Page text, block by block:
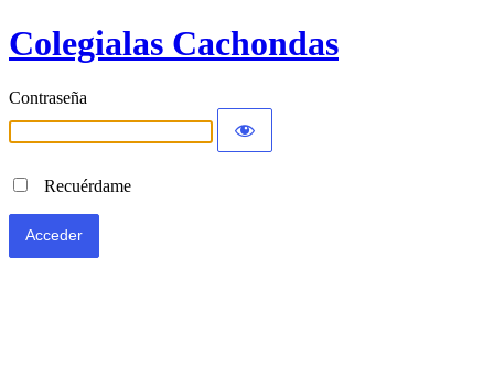
Colegialas Cachondas
Contraseña
Recuérdame